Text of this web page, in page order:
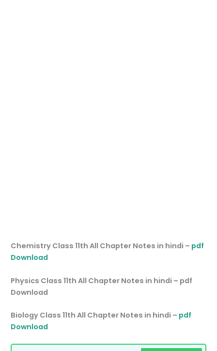
Chemistry Class 11th All Chapter Notes in hindi – pdf
Download
Physics Class 11th All Chapter Notes in hindi – pdf
Download
Biology Class 11th All Chapter Notes in hindi – pdf
Download